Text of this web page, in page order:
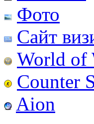
Фото
Сайт
World of
Counter
Aion